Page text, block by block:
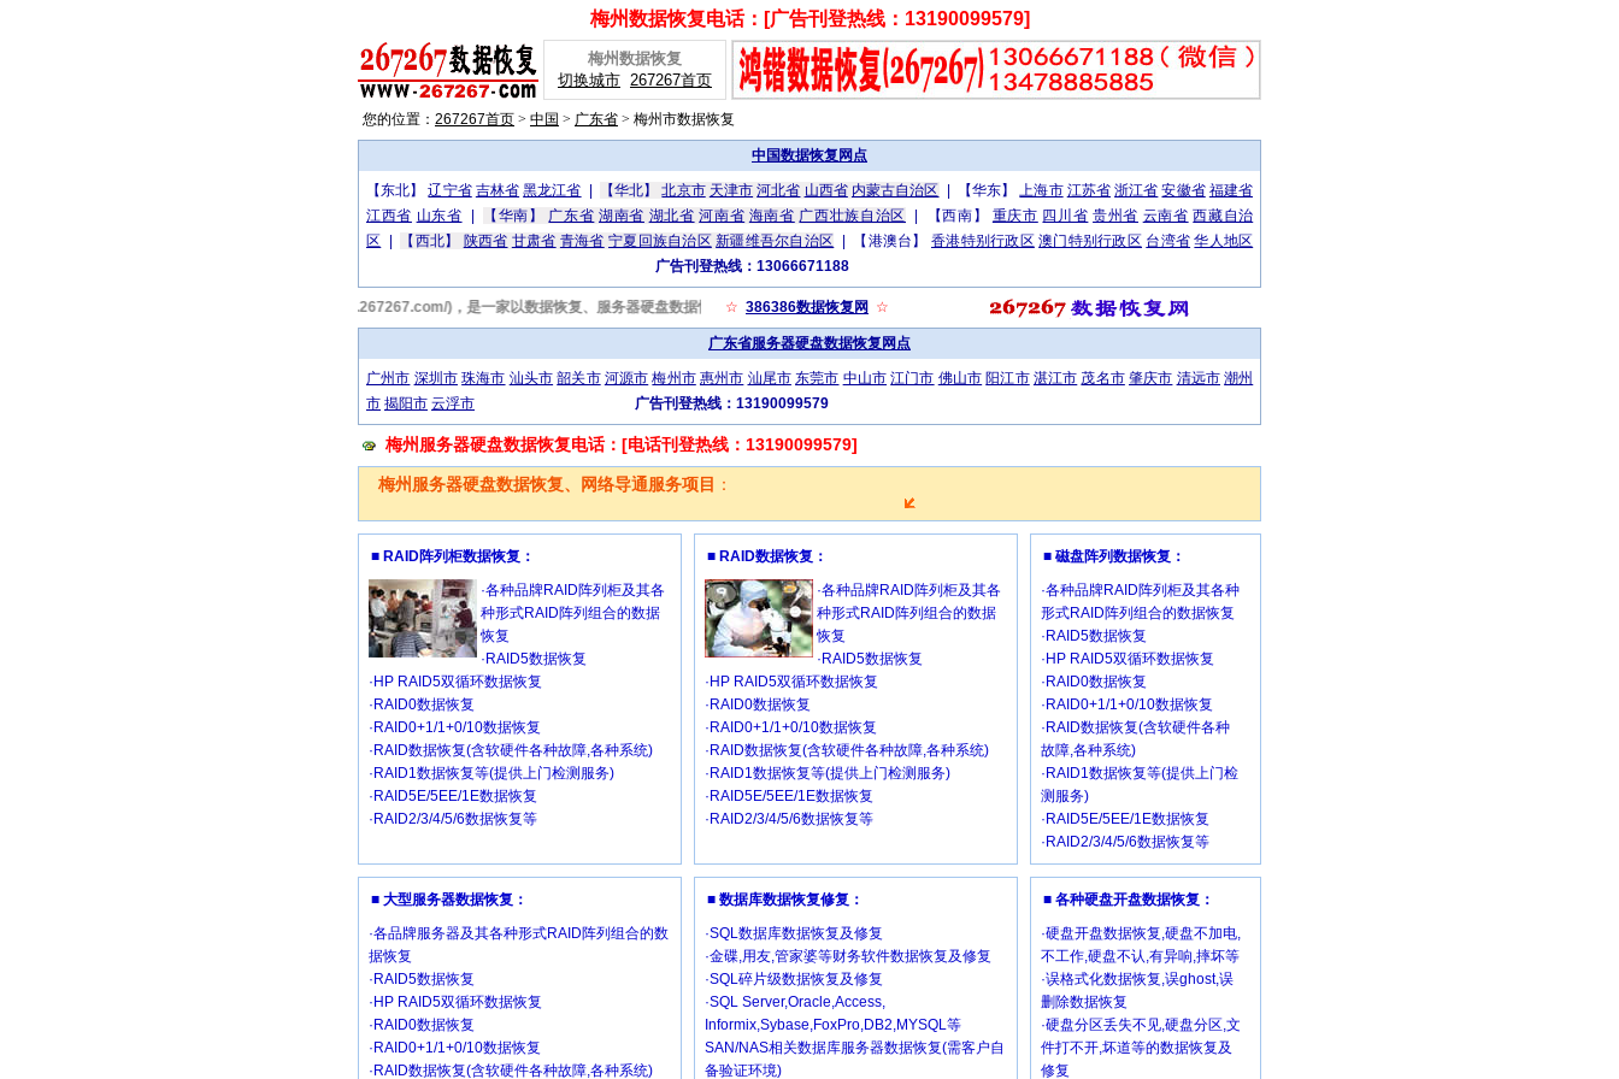
梅州数据恢复电话：[广告刊登热线：13190099579]
梅州数据恢复
切换城市 267267首页
您的位置： 267267首页 > 中国 > 广东省 > 梅州市数据恢复
中国数据恢复网点
【东北】辽宁省 吉林省 黑龙江省 【华北】北京市 天津市 河北省 山西省 内蒙古自治区 【华东】上海市 江苏省 浙江省 安徽省 福建省
江西省 山东省 【华南】 广东省 湖南省 湖北省 河南省 海南省 广西壮族自治区 【西南】 重庆市 四川省 贵州省 云南省 西藏自治
区
【西北】 陕西省 甘肃省 青海省 宁夏回族自治区 新疆维吾尔自治区 【港澳台】 香港特别行政区 澳门特别行政区 台湾省 华人地区
广告刊登热线：13066671188
267267梅州数据恢复网(http://www.267267.com/)，是一家以数据恢复、服务器硬盘数据恢复、电脑维护、上门修电脑、硬盘数据恢复、网页设计制作、笔记本数据恢复、网络工程为主的高科技企业，公司自成立以来，本着“重
☆ 386386数据恢复网 ☆
广东省服务器硬盘数据恢复网点
广州市 深圳市 珠海市 汕头市 韶关市 河源市 梅州市 惠州市 汕尾市 东莞市 中山市 江门市 佛山市 阳江市 湛江市 茂名市 肇庆市 清远市 潮州
市 揭阳市 云浮市 广告刊登热线：13190099579
梅州服务器硬盘数据恢复电话：[电话刊登热线：13190099579]
梅州服务器硬盘数据恢复、网络导通服务项目 ：
■ RAID阵列柜数据恢复：
·各种品牌RAID阵列柜及其各
种形式RAID阵列组合的数据
恢复
·RAID5数据恢复
·HP RAID5双循环数据恢复
·RAID0数据恢复
·RAID0+1/1+0/10数据恢复
·RAID数据恢复(含软硬件各种故障,各种系统)
·RAID1数据恢复等(提供上门检测服务)
·RAID5E/5EE/1E数据恢复
·RAID2/3/4/5/6数据恢复等
■ RAID数据恢复：
·各种品牌RAID阵列柜及其各
种形式RAID阵列组合的数据
恢复
·RAID5数据恢复
·HP RAID5双循环数据恢复
·RAID0数据恢复
·RAID0+1/1+0/10数据恢复
·RAID数据恢复(含软硬件各种故障,各种系统)
·RAID1数据恢复等(提供上门检测服务)
·RAID5E/5EE/1E数据恢复
·RAID2/3/4/5/6数据恢复等
■ 磁盘阵列数据恢复：
·各种品牌RAID阵列柜及其各种
形式RAID阵列组合的数据恢复
·RAID5数据恢复
·HP RAID5双循环数据恢复
·RAID0数据恢复
·RAID0+1/1+0/10数据恢复
·RAID数据恢复(含软硬件各种
故障,各种系统)
·RAID1数据恢复等(提供上门检
测服务)
·RAID5E/5EE/1E数据恢复
·RAID2/3/4/5/6数据恢复等
■ 大型服务器数据恢复：
·各品牌服务器及其各种形式RAID阵列组合的数
据恢复
·RAID5数据恢复
·HP RAID5双循环数据恢复
·RAID0数据恢复
·RAID0+1/1+0/10数据恢复
·RAID数据恢复(含软硬件各种故障,各种系统)
■ 数据库数据恢复修复：
·SQL数据库数据恢复及修复
·金碟,用友,管家婆等财务软件数据恢复及修复
·SQL碎片级数据恢复及修复
·SQL Server,Oracle,Access,
Informix,Sybase,FoxPro,DB2,MYSQL等
SAN/NAS相关数据库服务器数据恢复(需客户自
备验证环境)
■ 各种硬盘开盘数据恢复：
·硬盘开盘数据恢复,硬盘不加电,
不工作,硬盘不认,有异响,摔坏等
·误格式化数据恢复,误ghost,误
删除数据恢复
·硬盘分区丢失不见,硬盘分区,文
件打不开,坏道等的数据恢复及
修复